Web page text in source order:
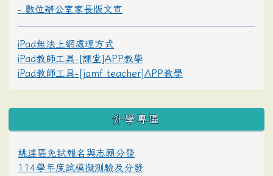
- 數位辦公室家長版文宣
iPad無法上網處理方式
iPad教師工具-[課堂]APP教學
iPad教師工具-[jamf teacher]APP教學
升學專區
桃連區免試報名與志願分發
114學年度試模擬測驗及分發